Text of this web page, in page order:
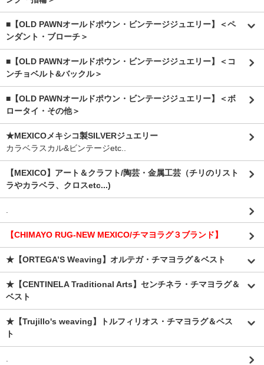
■【OLD PAWNオールドポウン・ビンテージジュエリー】＜ペ
ンダント・ブローチ＞
■【OLD PAWNオールドポウン・ビンテージジュエリー】＜コ
ンチョベルト&バックル＞
■【OLD PAWNオールドポウン・ビンテージジュエリー】＜ボ
ロータイ・その他＞
★MEXICOメキシコ製SILVERジュエリー
カラベラスカル&ビンテージetc..
【MEXICO】アート＆クラフト/陶芸・金属工芸（チリのリスト
ラやカラベラ、クロスetc...)
.
【CHIMAYO RUG-NEW MEXICO/チマヨラグ３ブランド】
★【ORTEGA’S Weaving】オルテガ・チマヨラグ＆ベスト
★【CENTINELA Traditional Arts】センチネラ・チマヨラグ＆
ベスト
★【Trujillo's weaving】トルフィリオス・チマヨラグ＆ベス
ト
.